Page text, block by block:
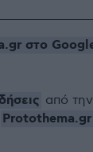
στο
από
Protothema.gr